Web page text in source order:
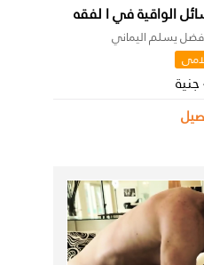
الواقية في ا لفقه
فضل يسلم اليماني